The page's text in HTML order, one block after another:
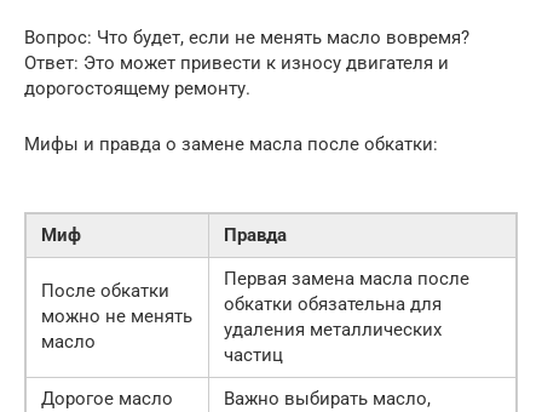
Вопрос: Что будет, если не менять масло вовремя?
Ответ: Это может привести к износу двигателя и
дорогостоящему ремонту.
Мифы и правда о замене масла после обкатки:
Миф Правда
После обкатки
можно не менять
масло
Первая замена масла после
обкатки обязательна для
удаления металлических
частиц
Дорогое масло
Важно выбирать масло,